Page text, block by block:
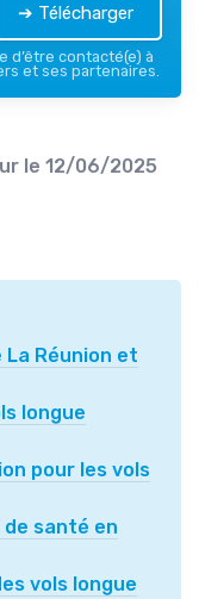
➔ Télécharger
d’être contacté(e) à
et ses partenaires.
le 12/06/2025
Réunion et
longue
pour les vols
santé en
vols longue